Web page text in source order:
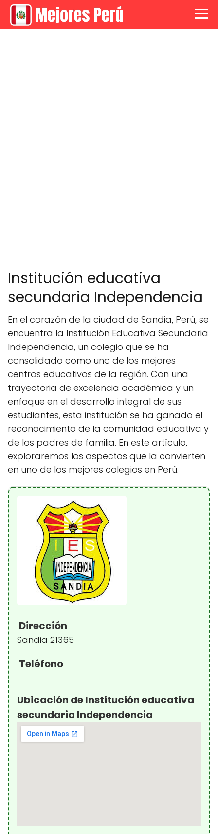
Institución educativa
secundaria Independencia
En el corazón de la ciudad de Sandia, Perú, se
encuentra la Institución Educativa Secundaria
Independencia, un colegio que se ha
consolidado como uno de los mejores
centros educativos de la región. Con una
trayectoria de excelencia académica y un
enfoque en el desarrollo integral de sus
estudiantes, esta institución se ha ganado el
reconocimiento de la comunidad educativa y
de los padres de familia. En este artículo,
exploraremos los aspectos que la convierten
en uno de los mejores colegios en Perú.
Dirección
Sandia 21365
Teléfono
Ubicación de Institución educativa
secundaria Independencia